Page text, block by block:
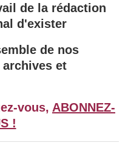
de la rédaction
d'exister
de nos
archives et
vous, ABONNEZ-
!